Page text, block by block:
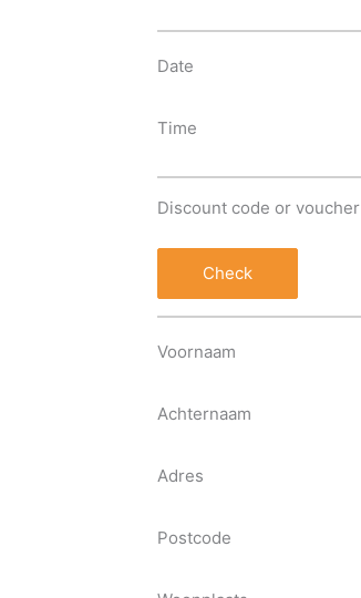
Date
Time
Discount code or voucher
Check
Voornaam
Achternaam
Adres
Postcode